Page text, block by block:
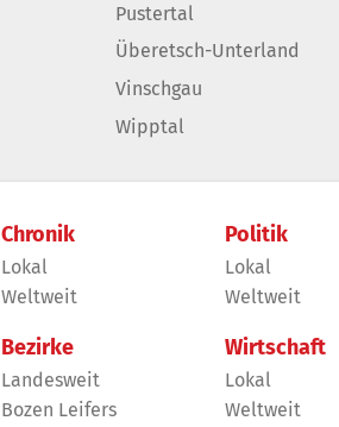
Pustertal
Überetsch-Unterland
Vinschgau
Wipptal
Chronik
Lokal
Weltweit
Bezirke
Landesweit
Bozen Leifers
Politik
Lokal
Weltweit
Wirtschaft
Lokal
Weltweit